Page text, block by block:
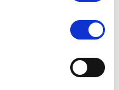
Equine